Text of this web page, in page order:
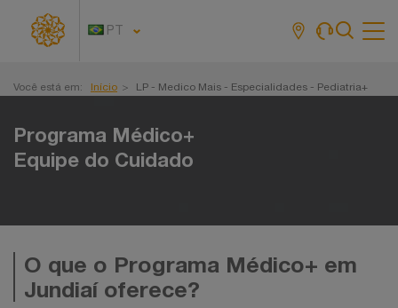
PT
Você está em: Início LP - Medico Mais - Especialidades - Pediatria+
Programa Médico+
Equipe do Cuidado
O que o Programa Médico+ em
Jundiaí oferece?